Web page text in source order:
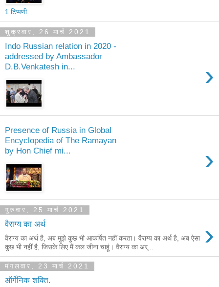
1 टिप्पणी:
शुक्रवार, 26 मार्च 2021
Indo Russian relation in 2020 -
addressed by Ambassador
D.B.Venkatesh in...
›
Presence of Russia in Global
Encyclopedia of The Ramayan
by Hon Chief mi...
›
गुरुवार, 25 मार्च 2021
वैराग्य का अर्थ ›
वैराग्य का अर्थ है, अब मुझे कुछ भी आकर्षित नहीं करता। वैराग्य का अर्थ है, अब ऐसा
कुछ भी नहीं है, जिसके लिए मैं कल जीना चाहूं। वैराग्य का अर्...
मंगलवार, 23 मार्च 2021
ऑर्गेनिक शक्ति.